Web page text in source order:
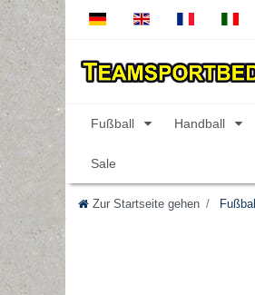
Fußball Handball
Sale
Zur Startseite gehen Fußball